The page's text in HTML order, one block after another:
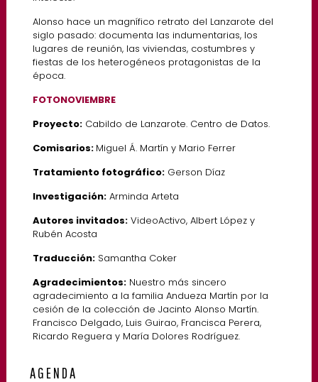
Alonso hace un magnífico retrato del Lanzarote del
siglo pasado: documenta las indumentarias, los
lugares de reunión, las viviendas, costumbres y
fiestas de los heterogéneos protagonistas de la
época.
FOTONOVIEMBRE
Proyecto:Cabildo de Lanzarote. Centro de Datos.
Comisarios: Miguel Á. Martín y Mario Ferrer
Tratamiento fotográfico:Gerson Díaz
Investigación:Arminda Arteta
Autores invitados:VideoActivo, Albert López y
Rubén Acosta
Traducción:Samantha Coker
Agradecimientos:Nuestro más sincero
agradecimiento a la familia Andueza Martín por la
cesión de la colección de Jacinto Alonso Martín.
Francisco Delgado, Luis Guirao, Francisca Perera,
Ricardo Reguera y María Dolores Rodríguez.
AGENDA